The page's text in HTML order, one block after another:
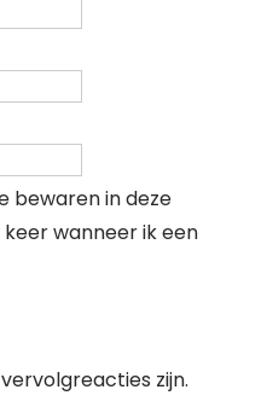
bewaren in deze
wanneer ik een
zijn.